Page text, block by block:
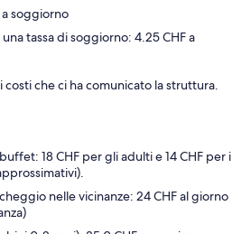
a soggiorno
tassa di soggiorno: 4.25 CHF a
che ci ha comunicato la struttura.
18 CHF per gli adulti e 14 CHF per i
nelle vicinanze: 24 CHF al giorno